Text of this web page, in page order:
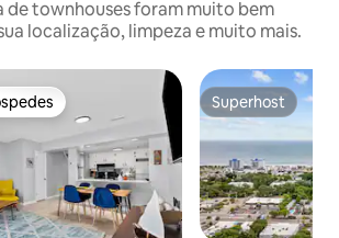
townhouses foram muito bem
localização, limpeza e muito mais.
Superhost
Superhost